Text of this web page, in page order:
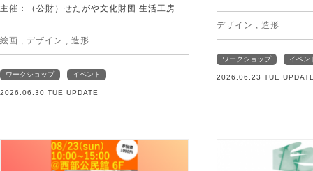
主催：（公財）せたがや文化財団 生活工房
絵画 , デザイン , 造形
ワークショップ イベント
2026.06.30 TUE UPDATE
デザイン , 造形
ワークショップ イベン
2026.06.23 TUE